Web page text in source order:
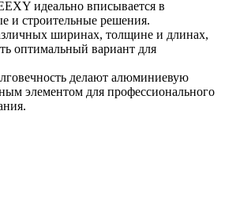
идеально вписывается в
и строительные решения.
ширинах, толщине и длинах,
оптимальный вариант для
делают алюминиевую
элементом для профессионального